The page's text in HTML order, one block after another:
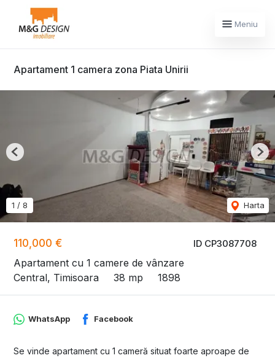
Meniu
Apartament 1 camera zona Piata Unirii
ID CP3087708
110,000 €
Apartament cu 1 camere de vânzare
Central, Timisoara
38 mp 1898
1 / 8 Harta
Previous
WhatsApp Facebook
Se vinde apartament cu 1 cameră situat foarte aproape de